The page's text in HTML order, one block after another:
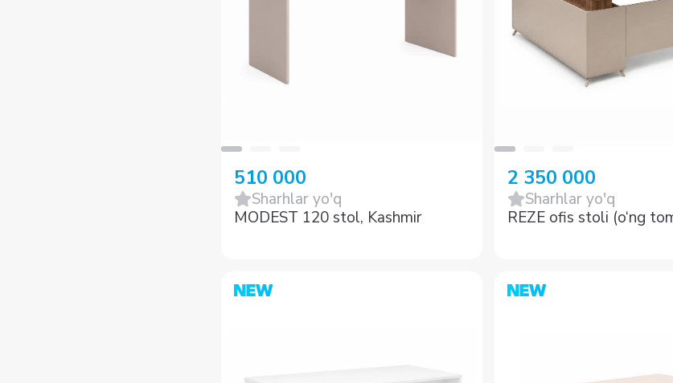
510 000
Sharhlar yo'q
MODEST 120 stol, Kashmir
2 350 000
Sharhlar yo'q
REZE ofis stoli (o‘ng